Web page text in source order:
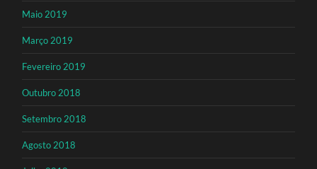
Maio 2019
Março 2019
Fevereiro 2019
Outubro 2018
Setembro 2018
Agosto 2018